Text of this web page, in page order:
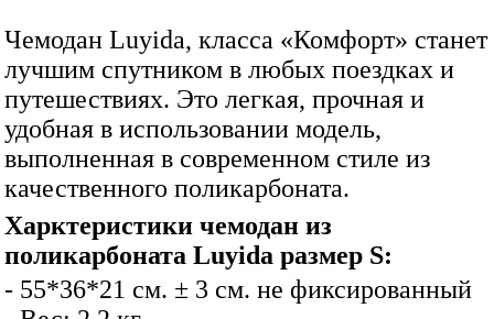
Чемодан Luyida, класса «Комфорт» станет
лучшим спутником в любых поездках и
путешествиях. Это легкая, прочная и
удобная в использовании модель,
выполненная в современном стиле из
качественного поликарбоната.
Харктеристики чемодан из
поликарбоната Luyida размер S:
- 55*36*21 см. ± 3 см. не фиксированный